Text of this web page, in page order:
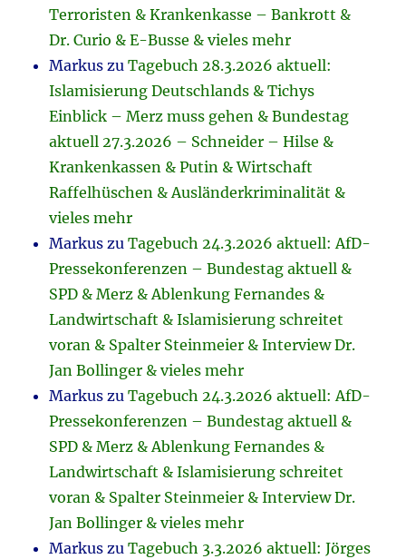
Terroristen & Krankenkasse – Bankrott &
Dr. Curio & E-Busse & vieles mehr
Markus zuTagebuch 28.3.2026 aktuell:
Islamisierung Deutschlands & Tichys
Einblick – Merz muss gehen & Bundestag
aktuell 27.3.2026 – Schneider – Hilse &
Krankenkassen & Putin & Wirtschaft
Raffelhüschen & Ausländerkriminalität &
vieles mehr
Markus zuTagebuch 24.3.2026 aktuell: AfD-
Pressekonferenzen – Bundestag aktuell &
SPD & Merz & Ablenkung Fernandes &
Landwirtschaft & Islamisierung schreitet
voran & Spalter Steinmeier & Interview Dr.
Jan Bollinger & vieles mehr
Markus zuTagebuch 24.3.2026 aktuell: AfD-
Pressekonferenzen – Bundestag aktuell &
SPD & Merz & Ablenkung Fernandes &
Landwirtschaft & Islamisierung schreitet
voran & Spalter Steinmeier & Interview Dr.
Jan Bollinger & vieles mehr
Markus zuTagebuch 3.3.2026 aktuell: Jörges